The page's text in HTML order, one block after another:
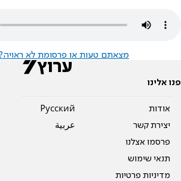
מצאתם טעות או פרסומת לא ראויה?
פנו אלינו
אודות
יצירת קשר
פרסמו אצלנו
תנאי שימוש
מדיניות פרטיות
Pусский
عربية